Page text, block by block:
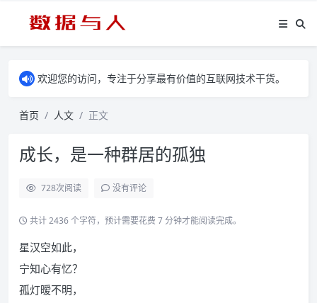
欢迎您的访问，专注于分享最有价值的互联网技术干货。
首页 人文 正文
成长，是一种群居的孤独
728次阅读 没有评论
共计 2436 个字符，预计需要花费 7 分钟才能阅读完成。
星汉空如此，
宁知心有忆？
孤灯暧不明，